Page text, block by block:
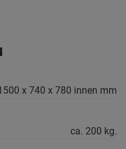
x 740 x 780 innen mm
ca. 200 kg.